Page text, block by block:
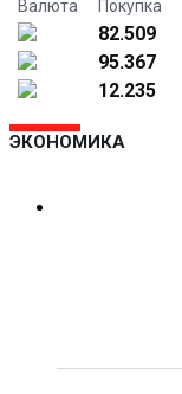
Валюта Покупка
82.509
95.367
12.235
ЭКОНОМИКА